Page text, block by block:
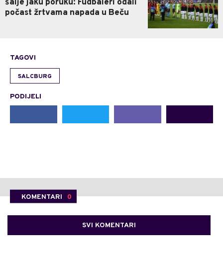
šalje jaku poruku: Fudbaleri odali
počast žrtvama napada u Beču
TAGOVI
SALCBURG
PODIJELI
KOMENTARI 0
SVI KOMENTARI